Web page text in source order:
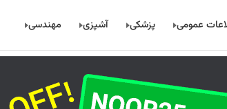
عمومی پزشکی آشپزی مهندسی